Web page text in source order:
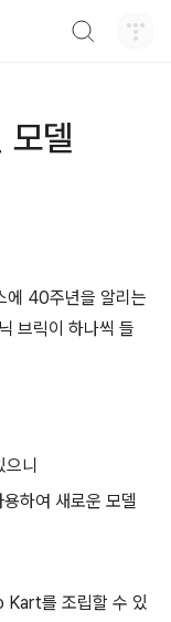
델
40주년을 알리는
브릭이 하나씩 들
니
하여 새로운 모델
를 조립할 수 있